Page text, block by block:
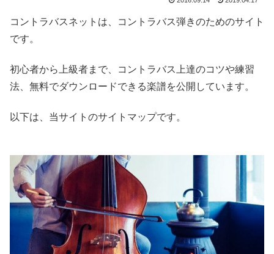
コントラバスネットは、コントラバス弾きのためのサイト
です。
初心者から上級者まで、コントラバス上達のコツや練習
法、無料でダウンロードできる楽譜を公開しています。
以下は、当サイトのサイトマップです。